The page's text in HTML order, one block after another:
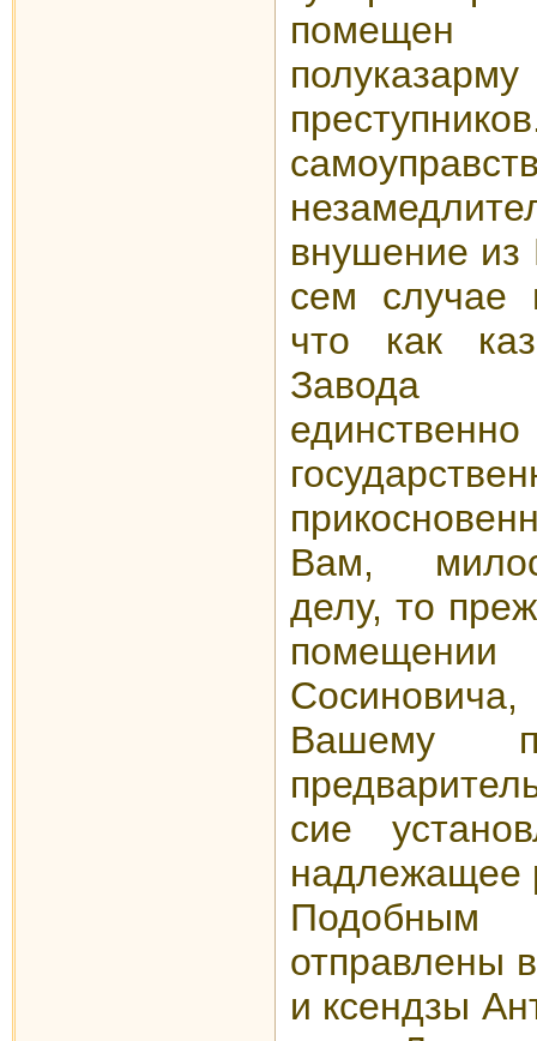
помещен
внушение из
сем случае
что как
Завода
Вам,
делу, то
Вашему
сие
надлежащее
отправлены
и ксендзы